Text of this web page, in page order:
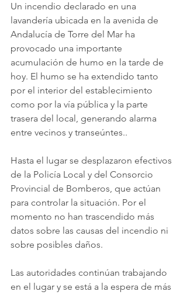
Un incendio declarado en una
lavandería ubicada en la avenida de
Andalucía de Torre del Mar ha
provocado una importante
acumulación de humo en la tarde de
hoy. El humo se ha extendido tanto
por el interior del establecimiento
como por la vía pública y la parte
trasera del local, generando alarma
entre vecinos y transeúntes..
Hasta el lugar se desplazaron efectivos
de la Policía Local y del Consorcio
Provincial de Bomberos, que actúan
para controlar la situación. Por el
momento no han trascendido más
datos sobre las causas del incendio ni
sobre posibles daños.
Las autoridades continúan trabajando
en el lugar y se está a la espera de más